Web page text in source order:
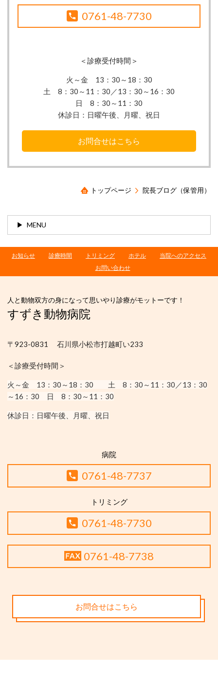
0761-48-7730
＜診療受付時間＞
火～金 13：30 ～18：30
土 8：30～11：30／13：30～16：30
日 8：30～11：30
休診日： 日曜午後、月曜、祝日
お問合せはこちら
トップページ 院長ブログ（保管用）
MENU
お知らせ 診療時間 トリミング ホテル
当院へのアクセス
お問い合わせ
人と動物双方の身になって思いやり診療がモットーです！
すずき動物病院
〒923-0831 石川県小松市打越町い233
＜診療受付時間＞
火～金 13：30 ～18：30 土 8：30～11：30／13：30
～16：30
日 8：30～11：30
休診日： 日曜午後、月曜、祝日
病院
0761-48-7737
トリミング
0761-48-7730
0761-48-7738
お問合せはこちら